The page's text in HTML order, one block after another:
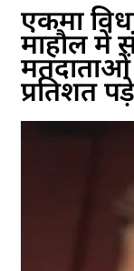
एकमा
माहौल में
मतदाताओं
प्रतिशत